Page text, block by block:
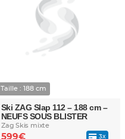
Taille : 188 cm
Ski ZAG Slap 112 – 188 cm –
NEUFS SOUS BLISTER
Zag Skis mixte
3x
599€